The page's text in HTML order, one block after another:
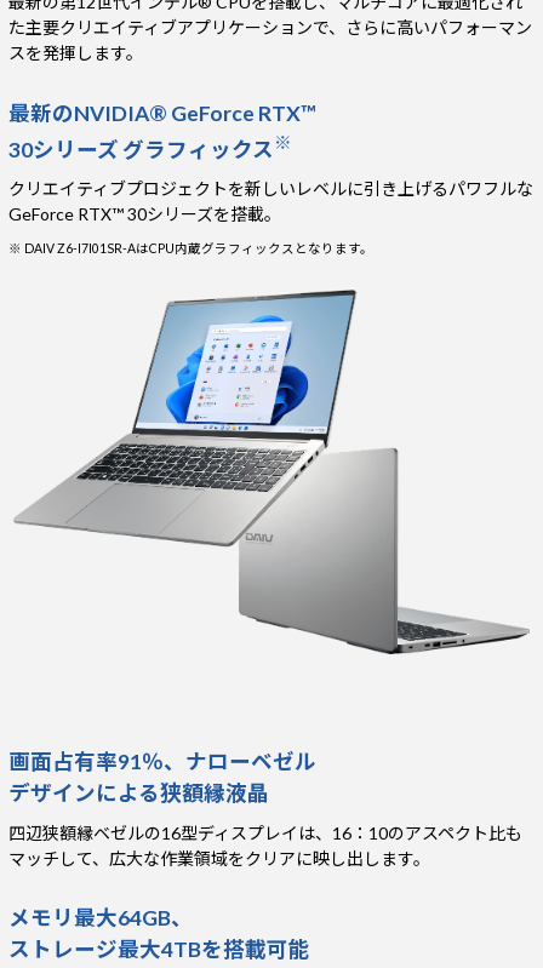
た主要クリエイティブアプリケーションで、さらに高いパフォーマン
スを発揮します。
最新のNVIDIA® GeForce RTX™
30シリーズ グラフィックス ※
クリエイティブプロジェクトを新しいレベルに引き上げるパワフルな
GeForce RTX™ 30シリーズを搭載。
※ DAIV Z6-I7I01SR-AはCPU内蔵グラフィックスとなります。
画面占有率91％、ナローベゼル
デザインによる狭額縁液晶
四辺狭額縁ベゼルの16型ディスプレイは、16：10のアスペクト比も
マッチして、広大な作業領域をクリアに映し出します。
メモリ最大64GB、
ストレージ最大4TBを搭載可能